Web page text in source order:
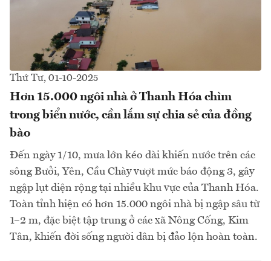
Thứ Tư, 01-10-2025
Hơn 15.000 ngôi nhà ở Thanh Hóa chìm
trong biển nước, cần lắm sự chia sẻ của đồng
bào
Đến ngày 1/10, mưa lớn kéo dài khiến nước trên các
sông Bưởi, Yên, Cầu Chày vượt mức báo động 3, gây
ngập lụt diện rộng tại nhiều khu vực của Thanh Hóa.
Toàn tỉnh hiện có hơn 15.000 ngôi nhà bị ngập sâu từ
1–2 m, đặc biệt tập trung ở các xã Nông Cống, Kim
Tân, khiến đời sống người dân bị đảo lộn hoàn toàn.